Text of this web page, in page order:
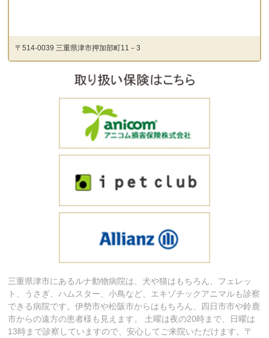
〒514-0039 三重県津市押加部町11－3
三重県津市にあるルナ動物病院は、犬や猫はもちろん、フェレッ
ト、うさぎ、ハムスター、小鳥など、エキゾチックアニマルも診察
できる病院です。伊勢市や松阪市からはもちろん、四日市市や鈴鹿
市からの遠方の患者様も見えます。 土曜は夜の20時まで、日曜は
13時まで診察していますので、安心してご来院いただけます。〒